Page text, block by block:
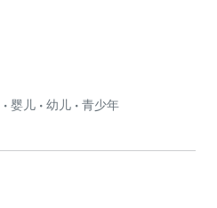
• 婴儿 • 幼儿 • 青少年